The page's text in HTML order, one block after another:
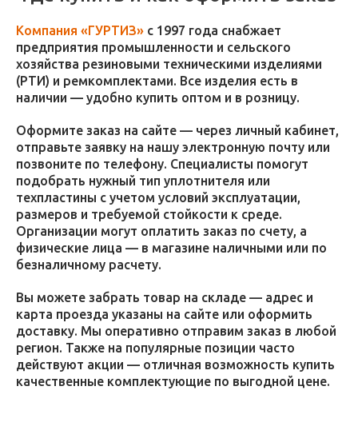
Компания «ГУРТИЗ» с 1997 года снабжает
предприятия промышленности и сельского
хозяйства резиновыми техническими изделиями
(РТИ) и ремкомплектами. Все изделия есть в
наличии — удобно купить оптом и в розницу.
Оформите заказ на сайте — через личный кабинет,
отправьте заявку на нашу электронную почту или
позвоните по телефону. Специалисты помогут
подобрать нужный тип уплотнителя или
техпластины с учетом условий эксплуатации,
размеров и требуемой стойкости к среде.
Организации могут оплатить заказ по счету, а
физические лица — в магазине наличными или по
безналичному расчету.
Вы можете забрать товар на складе — адрес и
карта проезда указаны на сайте или оформить
доставку. Мы оперативно отправим заказ в любой
регион. Также на популярные позиции часто
действуют акции — отличная возможность купить
качественные комплектующие по выгодной цене.